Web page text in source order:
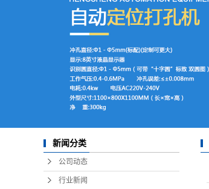
新闻分类
公司动态
行业新闻